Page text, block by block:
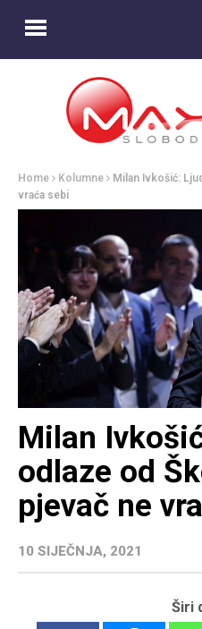
Home Kolumne
Milan Ivkošić:
vraća sebi
Milan
odlaze od
pjevač ne
10 SIJEČNJA, 2021
Širi